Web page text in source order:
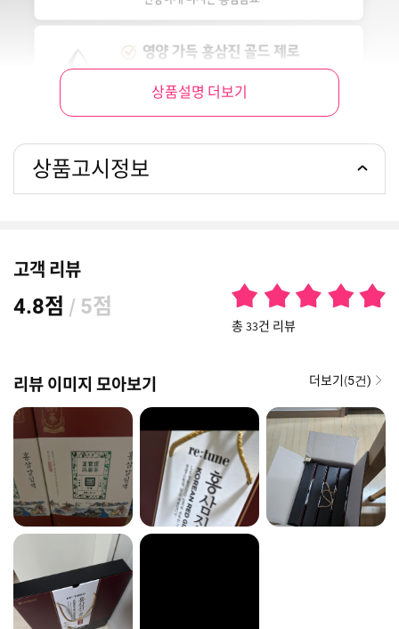
상품설명 더보기
상품고시정보
고객 리뷰
4.8점 / 5점
총 33건 리뷰
리뷰 이미지 모아보기 더보기(5건)